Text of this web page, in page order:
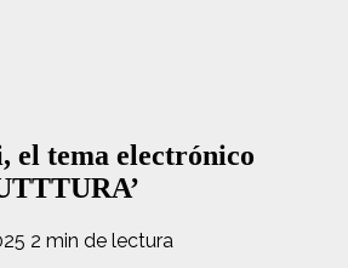
el tema electrónico
2 min de lectura